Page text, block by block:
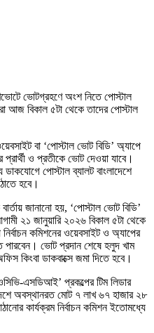
ভোটগ্রহণে অংশ নিতে পোস্টাল
আজ বিকাল ৫টা থেকে তাদের পোস্টাল
বা ‘পোস্টাল ভোট বিডি’ অ্যাপে
ও প্রতীকে ভোট দেওয়া যাবে।
পোস্টাল ব্যালট বাংলাদেশে
হবে।
জানানো হয়, ‘পোস্টাল ভোট বিডি’
২১ জানুয়ারি ২০২৬ বিকাল ৫টা থেকে
কমিশনের ওয়েবসাইট ও অ্যাপের
পারবেন। ভোট প্রদান শেষে হলুদ খাম
কিংবা ডাকবাক্সে জমা দিতে হবে।
এসডিআই’ প্রকল্পের টিম লিডার
অবস্থানরত মোট ৭ লাখ ৬৭ হাজার ২৮
কার্যক্রম নির্বাচন কমিশন ইতোমধ্যে